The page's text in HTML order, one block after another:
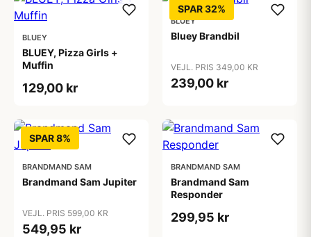
BLUEY
BLUEY, Pizza Girls +
Muffin
129,00 kr
SPAR 32%
BLUEY
Bluey Brandbil
VEJL. PRIS 349,00 KR
239,00 kr
SPAR 8%
BRANDMAND SAM
Brandmand Sam Jupiter
VEJL. PRIS 599,00 KR
549,95 kr
BRANDMAND SAM
Brandmand Sam
Responder
299,95 kr